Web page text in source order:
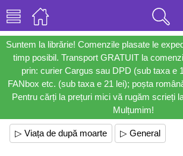
Suntem la librărie! Comenzile plasate le
timp posibil. Transport GRATUIT la
prin: curier Cargus sau DPD (sub taxa e
FANbox etc. (sub taxa e 21 lei); poșta
Pentru cărți la prețuri mici vă rugăm scrieți
Mulțumim!
▷ Viața de după moarte ▷ General